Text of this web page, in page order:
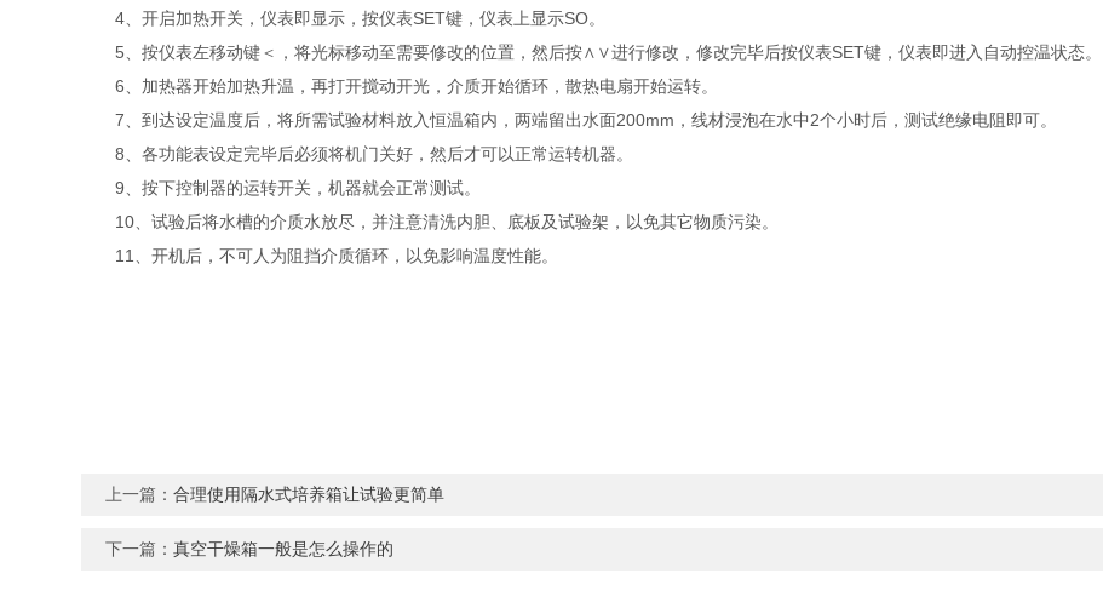
4、开启加热开关，仪表即显示，按仪表SET键，仪表上显示SO。
5、按仪表左移动键＜，将光标移动至需要修改的位置，然后按∧∨进行修改，修改完毕后按仪表SET键，仪表即进入自动控温状态。
6、加热器开始加热升温，再打开搅动开光，介质开始循环，散热电扇开始运转。
7、到达设定温度后，将所需试验材料放入恒温箱内，两端留出水面200mm，线材浸泡在水中2个小时后，测试绝缘电阻即可。
8、各功能表设定完毕后必须将机门关好，然后才可以正常运转机器。
9、按下控制器的运转开关，机器就会正常测试。
10、试验后将水槽的介质水放尽，并注意清洗内胆、底板及试验架，以免其它物质污染。
11、开机后，不可人为阻挡介质循环，以免影响温度性能。
上一篇：合理使用隔水式培养箱让试验更简单
下一篇：真空干燥箱一般是怎么操作的